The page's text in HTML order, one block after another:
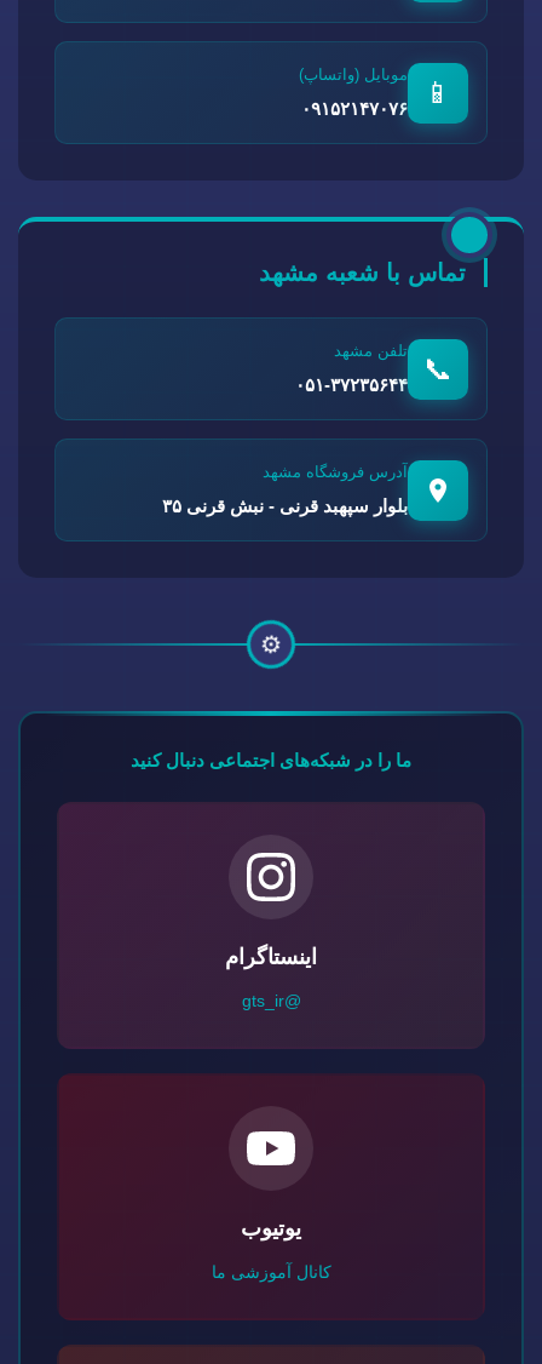
📱
موبایل (واتساپ)
۰۹۱۵۲۱۴۷۰۷۶
تماس با شعبه مشهد
📞
تلفن مشهد
۰۵۱-۳۷۲۳۵۶۴۴
آدرس فروشگاه مشهد
بلوار سپهبد قرنی - نبش قرنی ۳۵
⚙️
ما را در شبکه‌های اجتماعی دنبال کنید
اینستاگرام
@gts_ir
یوتیوب
کانال آموزشی ما